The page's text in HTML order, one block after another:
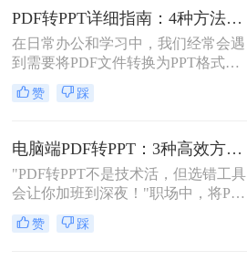
而，当这些静态内容需要被进一步编
辑或在公共场合展示时，将其转换为
PPT格式成为了一种常见的需求。那
么PDF如何转为PPT呢？本文将详细
介绍三种将PDF转换为PPT的方法，
帮助您根据自己的实际需求选择最合
PDF转PPT详细指南：4种方法的参数配置和输出效果调优！
在日常办公和学习中，我们经常会遇
到需要将PDF文件转换为PPT格式的
情况。无论是为了便于演示还是进一
步编辑，掌握有效的转换方法都是必
本文将详细介绍几种常用的方法。
赞 踩
电脑端PDF转PPT：3种高效方法的操作步骤和格式保留设置！
"PDF转PPT不是技术活，但选错工具
会让你加班到深夜！"职场中，将PDF
报告一键转化为PPT演示文稿是高频
刚需。然而，90%的办公族曾陷入“转
赞 踩